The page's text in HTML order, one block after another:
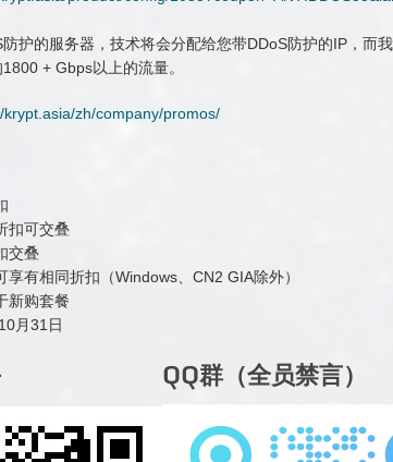
护的服务器，技术将会分配给您带DDoS防护的IP，而
+ Gbps以上的流量。
krypt.asia/zh/company/promos/
扣可交叠
交叠
享有相同折扣（Windows、CN2 GIA除外）
新购套餐
月31日
QQ群（全员禁言）